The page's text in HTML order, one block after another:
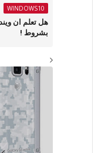
WINDOWS10
بشروط !